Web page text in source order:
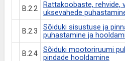
B.2.2
Rattakoobaste, rehvide,
uksevahede
B.2.3
Sõiduki sisustuse ja
puhastamine ja
B.2.4
Sõiduki mootoriruumi
pindade hooldamine